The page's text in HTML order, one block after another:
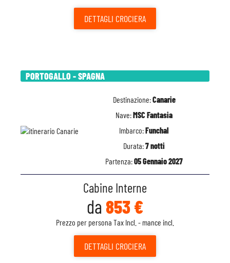
DETTAGLI CROCIERA
PORTOGALLO - SPAGNA
Destinazione:Canarie
Nave:MSC Fantasia
Imbarco:Funchal
Durata:7 notti
Partenza:05 Gennaio 2027
Cabine Interne
da 853 €
Prezzo per persona Tax Incl. - mance incl.
DETTAGLI CROCIERA